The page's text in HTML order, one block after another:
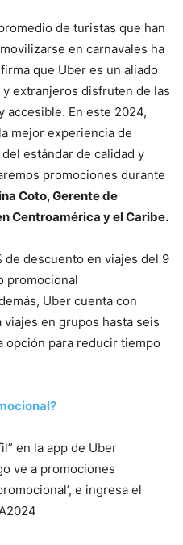
de turistas que han
en carnavales ha
que Uber es un aliado
extranjeros disfruten de las
accesible. En este 2024,
mejor experiencia de
estándar de calidad y
promociones durante
Coto, Gerente de
Centroamérica y el Caribe.
de descuento en viajes del 9
promocional
Uber cuenta con
en grupos hasta seis
opción para reducir tiempo
en la app de Uber
ve a promociones
e ingresa el